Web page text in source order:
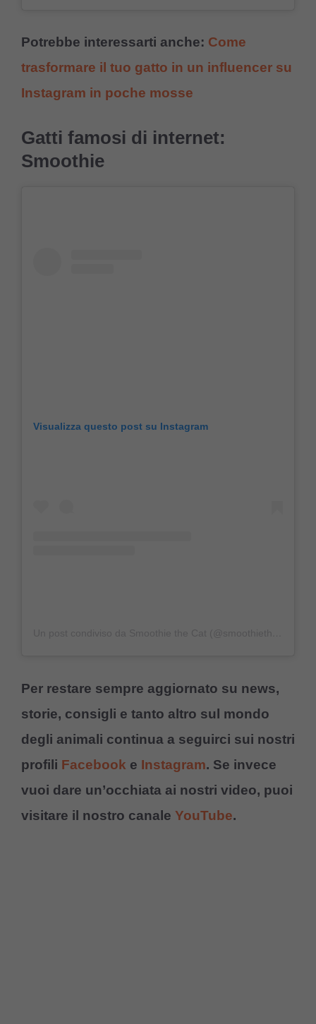
Potrebbe interessarti anche: Come
trasformare il tuo gatto in un influencer su
Instagram in poche mosse
Gatti famosi di internet:
Smoothie
Visualizza questo post su Instagram
Per restare sempre aggiornato su news,
storie, consigli e tanto altro sul mondo
degli animali continua a seguirci sui nostri
profili Facebook e Instagram. Se invece
vuoi dare un’occhiata ai nostri video, puoi
visitare il nostro canale YouTube.